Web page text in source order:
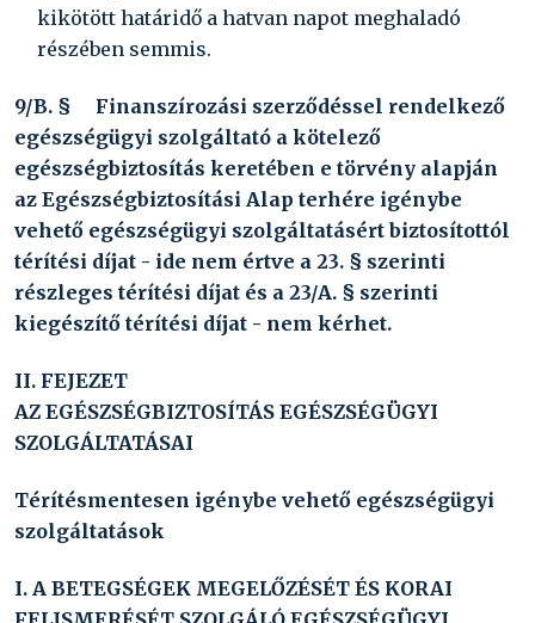
kikötött határidő a hatvan napot meghaladó
részében semmis.
9/B. §
Finanszírozási szerződéssel rendelkező
egészségügyi szolgáltató a kötelező
egészségbiztosítás keretében e törvény alapján
az Egészségbiztosítási Alap terhére igénybe
vehető egészségügyi szolgáltatásért biztosítottól
térítési díjat - ide nem értve a 23. § szerinti
részleges térítési díjat és a 23/A. § szerinti
kiegészítő térítési díjat - nem kérhet.
II. FEJEZET
AZ EGÉSZSÉGBIZTOSÍTÁS EGÉSZSÉGÜGYI
SZOLGÁLTATÁSAI
Térítésmentesen igénybe vehető egészségügyi
szolgáltatások
I. A BETEGSÉGEK MEGELŐZÉSÉT ÉS KORAI